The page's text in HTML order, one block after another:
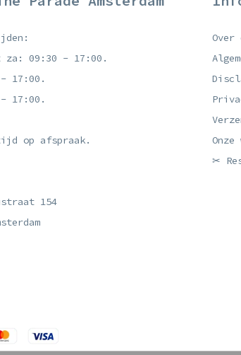
za: 09:30 - 17:00.
17:00.
17:00.
op afspraak.
154
Over
✂